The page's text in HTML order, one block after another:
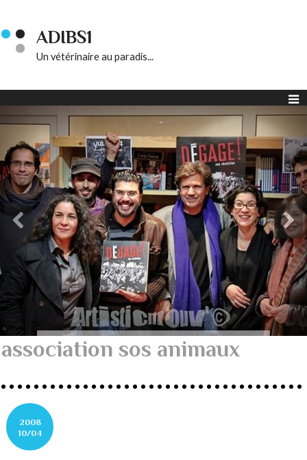
ADIBS1
Un vétérinaire au paradis...
association sos animaux
2008
10/04